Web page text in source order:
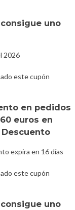
uno
2026
este cupón
en pedidos
euros en
expira en 16 días
este cupón
uno